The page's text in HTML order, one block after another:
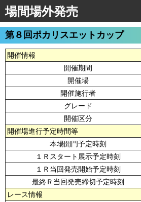
場間場外発売
第８回ポカリスエットカップ
開催情報
開催期間
開催場
開催施行者
グレード
開催区分
開催場進行予定時間等
本場開門予定時刻
１Ｒスタート展示予定時刻
１Ｒ当回発売開始予定時刻
最終Ｒ当回発売締切予定時刻
レース情報